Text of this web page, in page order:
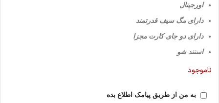
اورجینال
دارای مگ سیف قدرتمند
دارای دو جای کارت مجزا
استند شو
ناموجود
به من از طریق پیامک اطلاع بده